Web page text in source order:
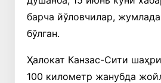
барча йўловчилар,
бўлган.
Ҳалокат Канзас-Сити
100 километр жанубда